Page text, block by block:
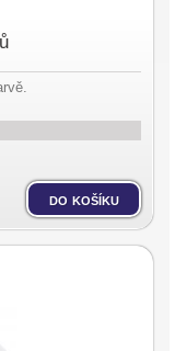
do košíku